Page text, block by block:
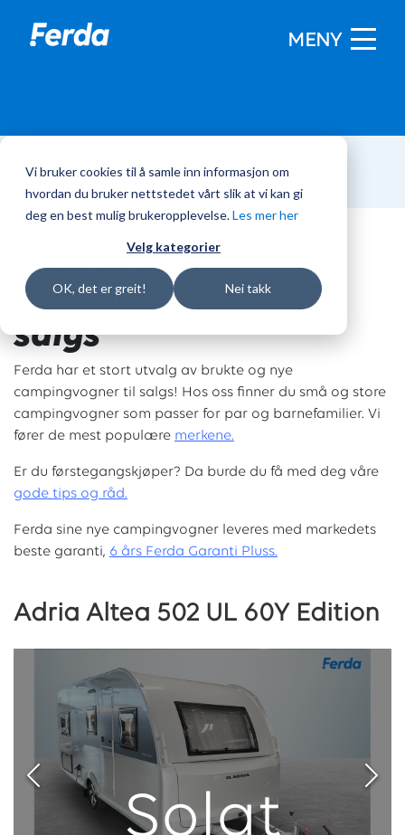
Vi bruker cookies til å samle inn informasjon om
hvordan du bruker nettstedet vårt slik at vi kan gi
deg en best mulig brukeropplevelse.Les mer her
Velg kategorier
OK, det er greit! Nei takk
MENY
Hjem/Campingvogner
Brukte og nye
campingvogner til
salgs
Ferda har et stort utvalg av brukte og nye
campingvogner til salgs! Hos oss finner du små og store
campingvogner som passer for par og barnefamilier. Vi
fører de mest populære merkene.
Er du førstegangskjøper? Da burde du få med deg våre
gode tips og råd.
Ferda sine nye campingvogner leveres med markedets
beste garanti, 6 års Ferda Garanti Pluss.
Adria Altea 502 UL 60Y Edition
Solgt